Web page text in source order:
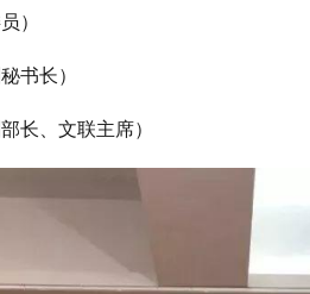
）
书长）
长、文联主席）